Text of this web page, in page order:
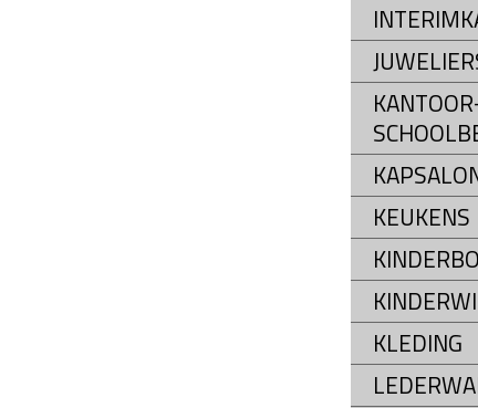
KEUKENS
KLEDING